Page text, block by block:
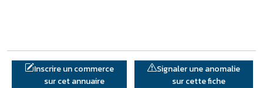
Inscrire un commerce
sur cet annuaire
Signaler une anomalie
sur cette fiche